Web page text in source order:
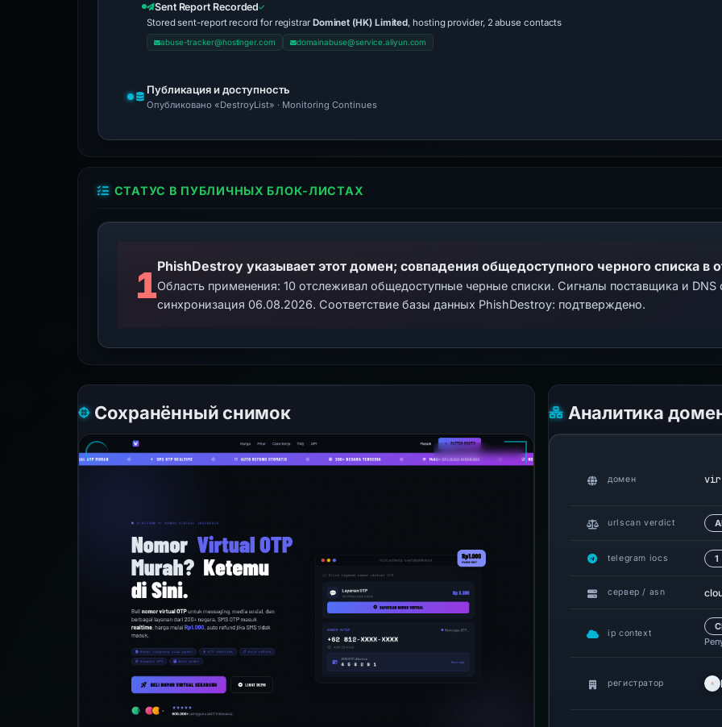
Sent Report Recorded
Stored sent-report record for registrar Dominet (HK) Limited, hosting provider, 2 abuse contacts
abuse-tracker@hostinger.com domainabuse@service.aliyun.com
Публикация и доступность
Опубликовано «DestroyList» · Monitoring Continues
СТАТУС В ПУБЛИЧНЫХ БЛОК-ЛИСТАХ
1PhishDestroy указывает этот домен; совпадения общедоступного черного списка
Область применения: 10 отслеживал общедоступные черные списки. Сигналы поставщика и
синхронизация 06.08.2026. Соответствие базы данных PhishDestroy: подтверждено.
Сохранённый снимок Аналитика
домен
urlscan verdict
telegram iocs 1
сервер / asn
ip context
регистратор